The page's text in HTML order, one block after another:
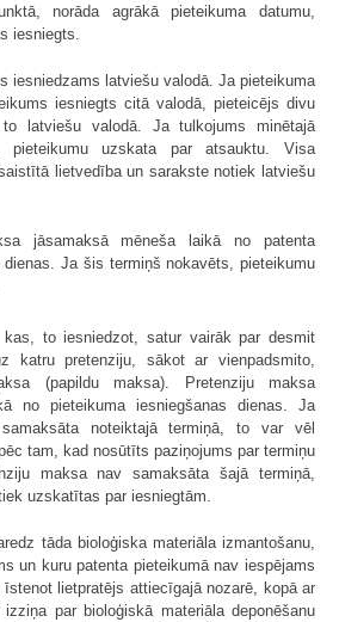
norāda agrākā pieteikuma datumu,
iesniegts.
iesniedzams latviešu valodā. Ja pieteikuma
iesniegts citā valodā, pieteicējs divu
latviešu valodā. Ja tulkojums minētajā
pieteikumu uzskata par atsauktu. Visa
lietvedība un sarakste notiek latviešu
jāsamaksā mēneša laikā no patenta
dienas. Ja šis termiņš nokavēts, pieteikumu
to iesniedzot, satur vairāk par desmit
katru pretenziju, sākot ar vienpadsmito,
(papildu maksa). Pretenziju maksa
no pieteikuma iesniegšanas dienas. Ja
noteiktajā termiņā, to var vēl
tam, kad nosūtīts paziņojums par termiņu
maksa nav samaksāta šajā termiņā,
uzskatītas par iesniegtām.
tāda bioloģiska materiāla izmantošanu,
un kuru patenta pieteikumā nav iespējams
lietpratējs attiecīgajā nozarē, kopā ar
par bioloģiskā materiāla deponēšanu